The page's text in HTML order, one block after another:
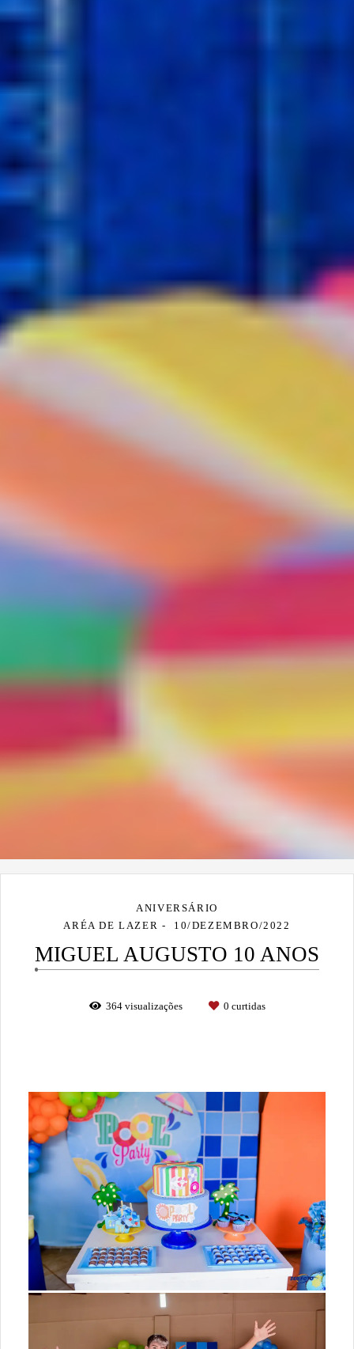
ANIVERSÁRIO
ARÉA DE LAZER
10/DEZEMBRO/2022
MIGUEL AUGUSTO 10 ANOS
364visualizações 0 curtidas